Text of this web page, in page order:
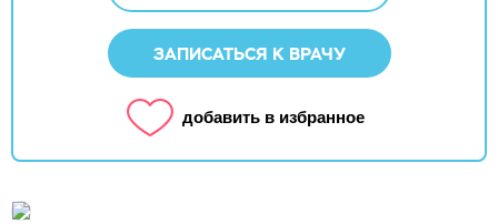
ЗАПИСАТЬСЯ К ВРАЧУ
добавить в избранное